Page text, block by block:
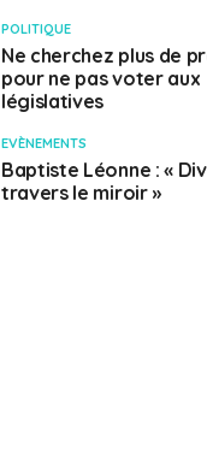
POLITIQUE
Ne cherchez plus de
pour ne pas voter aux
législatives
EVÈNEMENTS
Baptiste Léonne : «
travers le miroir »